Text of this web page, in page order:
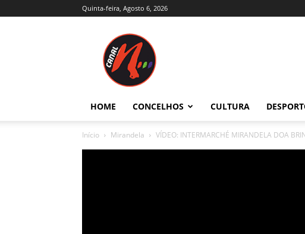
Quinta-feira, Agosto 6, 2026
Trás-
e
Alto
HOME CONCELHOS CULTURA
Início Mirandela VÍDEO: INTERMARCHÉ MIRANDELA DOA